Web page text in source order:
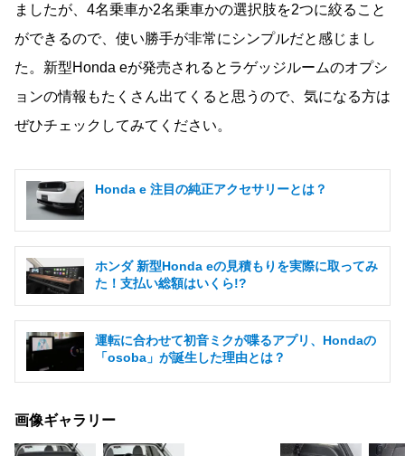
ましたが、4名乗車か2名乗車かの選択肢を2つに絞ること
ができるので、使い勝手が非常にシンプルだと感じまし
た。新型Honda eが発売されるとラゲッジルームのオプシ
ョンの情報もたくさん出てくると思うので、気になる方は
ぜひチェックしてみてください。
Honda e 注目の純正アクセサリーとは？
ホンダ 新型Honda eの見積もりを実際に取ってみ
た！支払い総額はいくら!?
運転に合わせて初音ミクが喋るアプリ、Hondaの
「osoba」が誕生した理由とは？
画像ギャラリー